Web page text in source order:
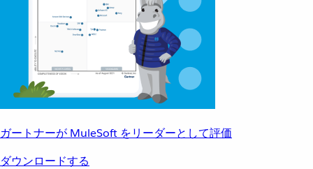
ガートナーが MuleSoft をリーダーとして評価
ダウンロードする